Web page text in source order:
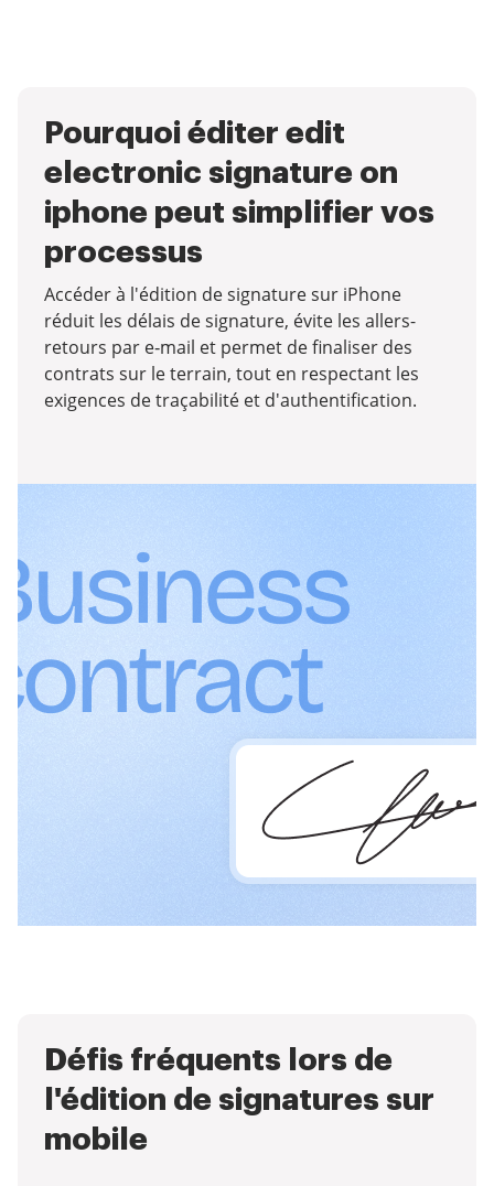
Pourquoi éditer edit
electronic signature on
iphone peut simplifier vos
processus
Accéder à l'édition de signature sur iPhone
réduit les délais de signature, évite les allers-
retours par e‑mail et permet de finaliser des
contrats sur le terrain, tout en respectant les
exigences de traçabilité et d'authentification.
Défis fréquents lors de
l'édition de signatures sur
mobile